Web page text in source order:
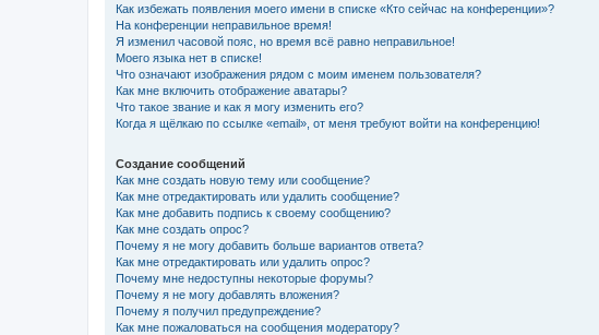
Как избежать появления моего имени в списке «Кто сейчас на конференции»?
На конференции неправильное время!
Я изменил часовой пояс, но время всё равно неправильное!
Моего языка нет в списке!
Что означают изображения рядом с моим именем пользователя?
Как мне включить отображение аватары?
Что такое звание и как я могу изменить его?
Когда я щёлкаю по ссылке «email», от меня требуют войти на конференцию!
Создание сообщений
Как мне создать новую тему или сообщение?
Как мне отредактировать или удалить сообщение?
Как мне добавить подпись к своему сообщению?
Как мне создать опрос?
Почему я не могу добавить больше вариантов ответа?
Как мне отредактировать или удалить опрос?
Почему мне недоступны некоторые форумы?
Почему я не могу добавлять вложения?
Почему я получил предупреждение?
Как мне пожаловаться на сообщения модератору?